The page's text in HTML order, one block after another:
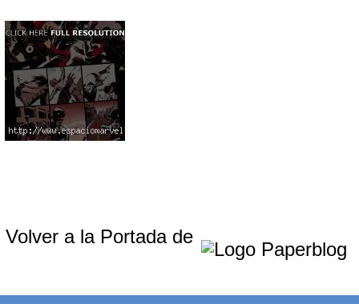
Volver a la Portada de